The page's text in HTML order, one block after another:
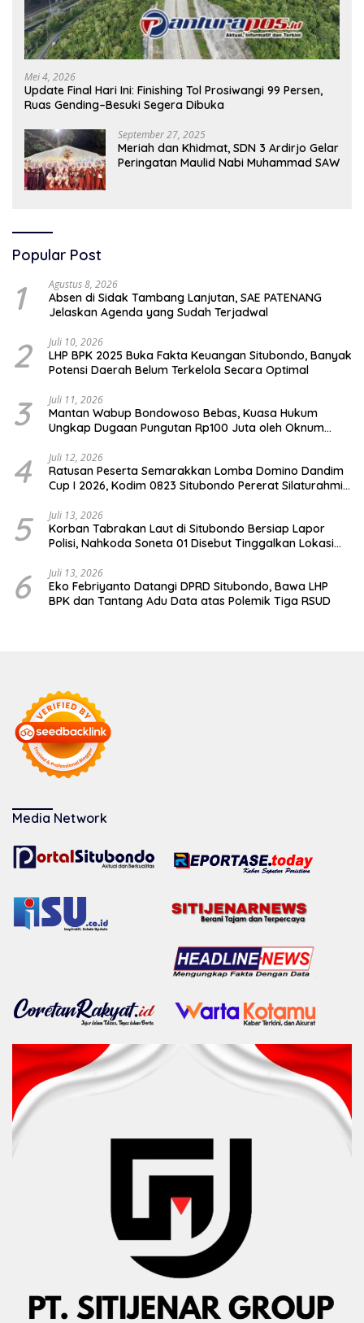
Mei 4, 2026
Update Final Hari Ini: Finishing Tol Prosiwangi 99 Persen,
Ruas Gending–Besuki Segera Dibuka
September 27, 2025
Meriah dan Khidmat, SDN 3 Ardirjo Gelar
Peringatan Maulid Nabi Muhammad SAW
Popular Post
1 Agustus 8, 2026
Absen di Sidak Tambang Lanjutan, SAE PATENANG
Jelaskan Agenda yang Sudah Terjadwal
2 Juli 10, 2026
LHP BPK 2025 Buka Fakta Keuangan Situbondo, Banyak
Potensi Daerah Belum Terkelola Secara Optimal
3 Juli 11, 2026
Mantan Wabup Bondowoso Bebas, Kuasa Hukum
Ungkap Dugaan Pungutan Rp100 Juta oleh Oknum
4 Juli 12, 2026
Ratusan Peserta Semarakkan Lomba Domino Dandim
Cup I 2026, Kodim 0823 Situbondo Pererat Silaturahmi
5 Juli 13, 2026
Korban Tabrakan Laut di Situbondo Bersiap Lapor
Polisi, Nahkoda Soneta 01 Disebut Tinggalkan Lokasi
6 Juli 13, 2026
Eko Febriyanto Datangi DPRD Situbondo, Bawa LHP
BPK dan Tantang Adu Data atas Polemik Tiga RSUD
Media Network